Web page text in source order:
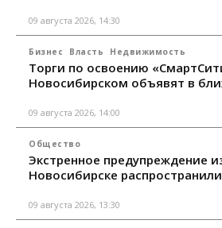
09 августа 2026, 14:30
Бизнес Власть Недвижимость
Торги по освоению
Новосибирском объявят в
09 августа 2026, 14:00
Общество
Экстренное предупреждение
Новосибирске
09 августа 2026, 13:30